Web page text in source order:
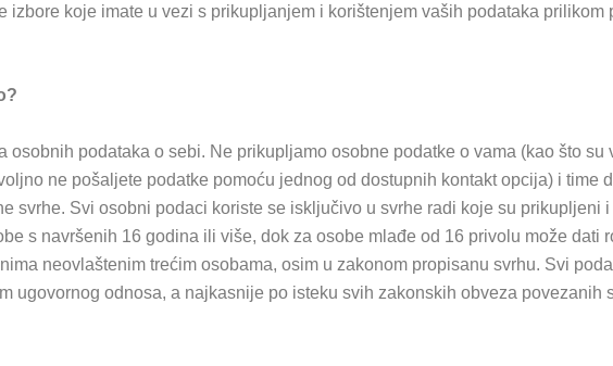
koje imate u vezi s prikupljanjem i korištenjem vaših podataka prilikom
podataka o sebi. Ne prikupljamo osobne podatke o vama (kao što su
ne pošaljete podatke pomoću jednog od dostupnih kontakt opcija) i time
svrhe. Svi osobni podaci koriste se isključivo u svrhe radi koje su prikupljeni
s navršenih 16 godina ili više, dok za osobe mlađe od 16 privolu može dati
neovlaštenim trećim osobama, osim u zakonom propisanu svrhu. Svi
ugovornog odnosa, a najkasnije po isteku svih zakonskih obveza povezanih